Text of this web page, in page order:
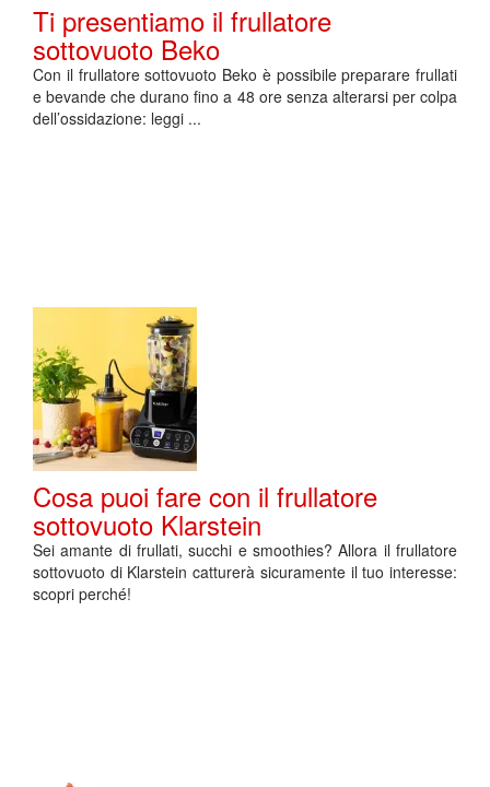
Ti presentiamo il frullatore
sottovuoto Beko
Con il frullatore sottovuoto Beko è possibile preparare frullati
e bevande che durano fino a 48 ore senza alterarsi per colpa
dell’ossidazione: leggi ...
Cosa puoi fare con il frullatore
sottovuoto Klarstein
Sei amante di frullati, succhi e smoothies? Allora il frullatore
sottovuoto di Klarstein catturerà sicuramente il tuo interesse:
scopri perché!